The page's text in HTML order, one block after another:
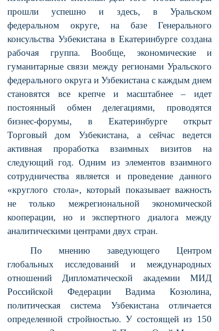
прошли успешно и здесь, в Уральском
федеральном округе, на базе Генерального
консульства Узбекистана в Екатеринбурге создана
рабочая группа. Вообще, экономические и
гуманитарные связи между регионами Уральского
федерального округа и Узбекистана с каждым днем
становятся все крепче и масштабнее – идет
постоянный обмен делегациями, проводятся
бизнес-форумы, в Екатеринбурге открыт
Торговый дом Узбекистана, а сейчас ведется
активная проработка взаимных визитов на
следующий год. Одним из элементов взаимного
сотрудничества является и проведение данного
«круглого стола», который показывает важность
не только межрегиональной экономической
кооперации, но и экспертного диалога между
аналитическими центрами двух стран.
По мнению заведующего Центром
глобальных исследований и международных
отношений Дипломатической академии МИД
Российской Федерации Вадима Козюлина,
политическая система Узбекистана отличается
определенной стройностью. У состоящей из 150